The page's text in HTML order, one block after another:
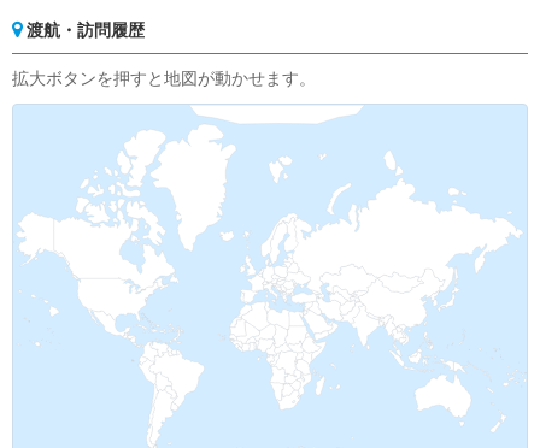
渡航・訪問履歴
拡大ボタンを押すと地図が動かせます。